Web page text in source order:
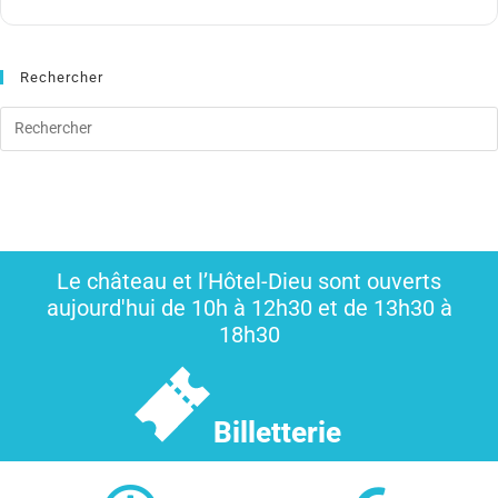
Rechercher
Le château et l’Hôtel-Dieu sont ouverts
aujourd'hui de 10h à 12h30 et de 13h30 à
18h30
Billetterie